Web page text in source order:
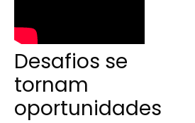
Desafios se
tornam
oportunidades